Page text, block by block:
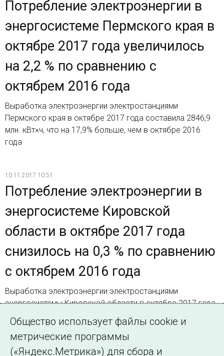
Потребление электроэнергии в
энергосистеме Пермского края в
октябре 2017 года увеличилось
на 2,2 % по сравнению с
октябрем 2016 года
Выработка электроэнергии электростанциями
Пермского края в октябре 2017 года составила 2846,9
млн. кВт×ч, что на 17,9% больше, чем в октябре 2016
года
10.11.2017 10:51
Потребление электроэнергии в
энергосистеме Кировской
области в октябре 2017 года
снизилось на 0,3 % по сравнению
с октябрем 2016 года
Выработка электроэнергии электростанциями
энергосистемы Кировской области в октябре 2017 года
составила 405,8 млн. кВт×ч, что на 12,1% больше, чем в
октябре 2016 года
Общество использует файлы cookie и
метрические программы
(«Яндекс.Метрика») для сбора и